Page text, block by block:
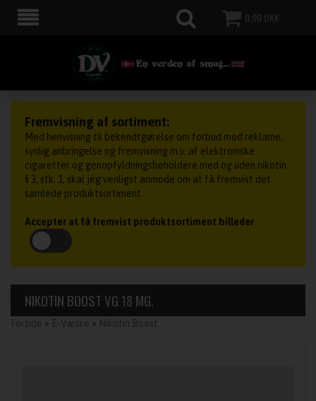
0,00 DKK
Fremvisning af sortiment:
Med henvisning til bekendtgørelse om forbud mod reklame,
synlig anbringelse og fremvisning m.v. af elektroniske
cigaretter og genopfyldningsbeholdere med og uden nikotin
§ 3, stk. 1, skal jeg venligst anmode om at få fremvist det
samlede produktsortiment.
Accepter at få fremvist produktsortiment billeder
NIKOTIN BOOST VG 18 MG.
Forside » E-Væske » Nikotin Boost